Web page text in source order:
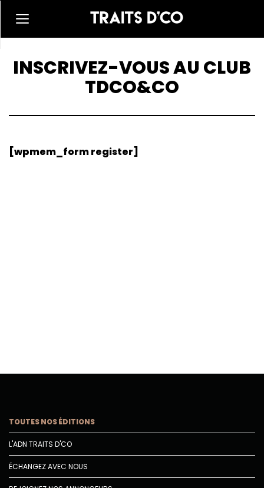
INSCRIVEZ-VOUS AU CLUB
TDCO&CO
[wpmem_form register]
TOUTES NOS ÉDITIONS
L'ADN TRAITS D'CO
ÉCHANGEZ AVEC NOUS